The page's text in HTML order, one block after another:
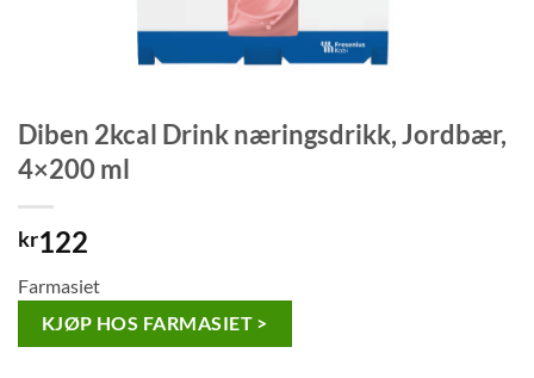
Diben 2kcal Drink næringsdrikk, Jordbær,
4×200 ml
kr122
Farmasiet
KJØP HOS FARMASIET >